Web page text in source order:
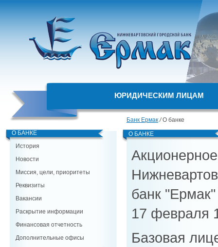
ЮРИДИЧЕСКИМ ЛИЦАМ
Банк Ермак/О банке
О БАНКЕ
История
Новости
Миссия, цели, приоритеты
Реквизиты
Вакансии
Раскрытие информации
Финансовая отчетность
Дополнительные офисы
О БАНКЕ
банк "Ермак"
17 февраля
Базовая